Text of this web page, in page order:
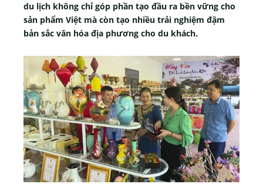
du lịch không chỉ góp phần tạo đầu ra bền vững cho
sản phẩm Việt mà còn tạo nhiều trải nghiệm đậm
bản sắc văn hóa địa phương cho du khách.